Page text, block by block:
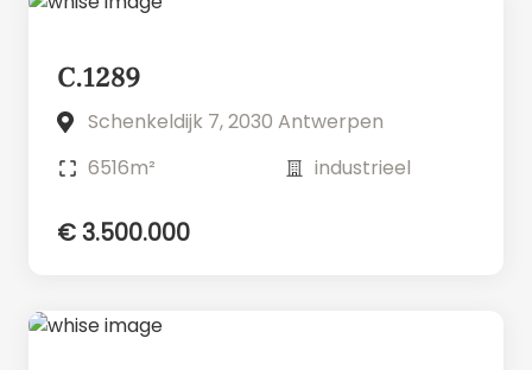
C.1289
Schenkeldijk 7, 2030 Antwerpen
6516m²
industrieel
€ 3.500.000